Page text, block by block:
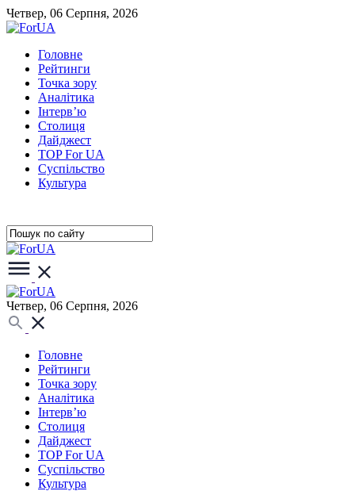
Четвер, 06 Серпня, 2026
Головне
Рейтинги
Точка зору
Аналітика
Інтерв’ю
Столиця
Дайджест
TOP For UA
Суспiльство
Культура
Четвер, 06 Серпня, 2026
Головне
Рейтинги
Точка зору
Аналітика
Інтерв’ю
Столиця
Дайджест
TOP For UA
Суспiльство
Культура